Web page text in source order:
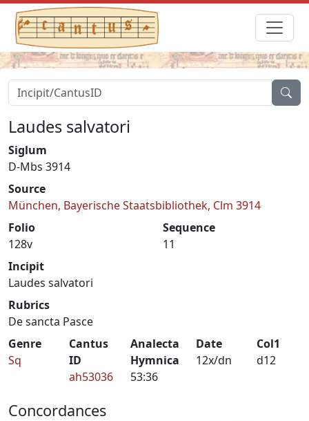
Laudes salvatori
Siglum
D-Mbs 3914
Source
München, Bayerische Staatsbibliothek, Clm 3914
Folio
128v
Sequence
11
Incipit
Laudes salvatori
Rubrics
De sancta Pasce
Genre
Sq
Cantus
ID
ah53036
Analecta
Hymnica
53:36
Date
12x/dn
Col1
d12
Concordances